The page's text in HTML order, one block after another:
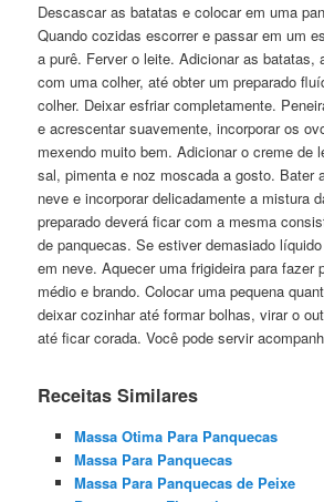
Descascar as batatas e colocar em uma
Quando cozidas escorrer e passar em um
a purê. Ferver o leite. Adicionar as batatas,
com uma colher, até obter um preparado
colher. Deixar esfriar completamente.
e acrescentar suavemente, incorporar os
mexendo muito bem. Adicionar o creme de
sal, pimenta e noz moscada a gosto. Bater
neve e incorporar delicadamente a mistura
preparado deverá ficar com a mesma
de panquecas. Se estiver demasiado
em neve. Aquecer uma frigideira para fazer
médio e brando. Colocar uma pequena
deixar cozinhar até formar bolhas, virar o
até ficar corada. Você pode servir
Receitas Similares
Massa Otima Para Panquecas
Massa Para Panquecas
Massa Para Panquecas de Peixe